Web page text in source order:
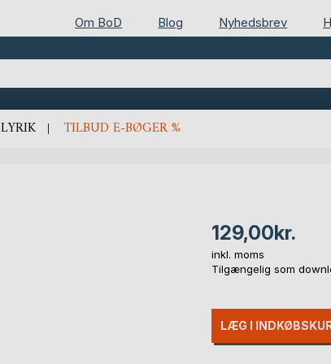
Om BoD Blog Nyhedsbrev
LYRIK TILBUD E-BØGER %
129,00kr.
inkl. moms
Tilgængelig som
LÆG I